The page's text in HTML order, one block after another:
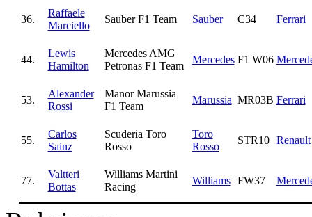
36.
Raffaele
Marciello
Sauber F1 Team Sauber C34 Ferrari
44.
Lewis
Hamilton
Mercedes AMG
Petronas F1 Team
Mercedes F1 W06
53.
Alexander
Rossi
Manor Marussia
F1 Team
Marussia MR03B Ferrari
55.
Carlos
Sainz
Scuderia Toro
Rosso
Toro
Rosso
STR10 Renault
77.
Valtteri
Bottas
Williams Martini
Racing
Williams FW37